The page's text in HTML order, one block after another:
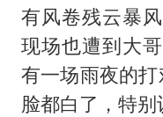
有风卷残云暴
现场也遭到大
有一场雨夜的
脸都白了，特别